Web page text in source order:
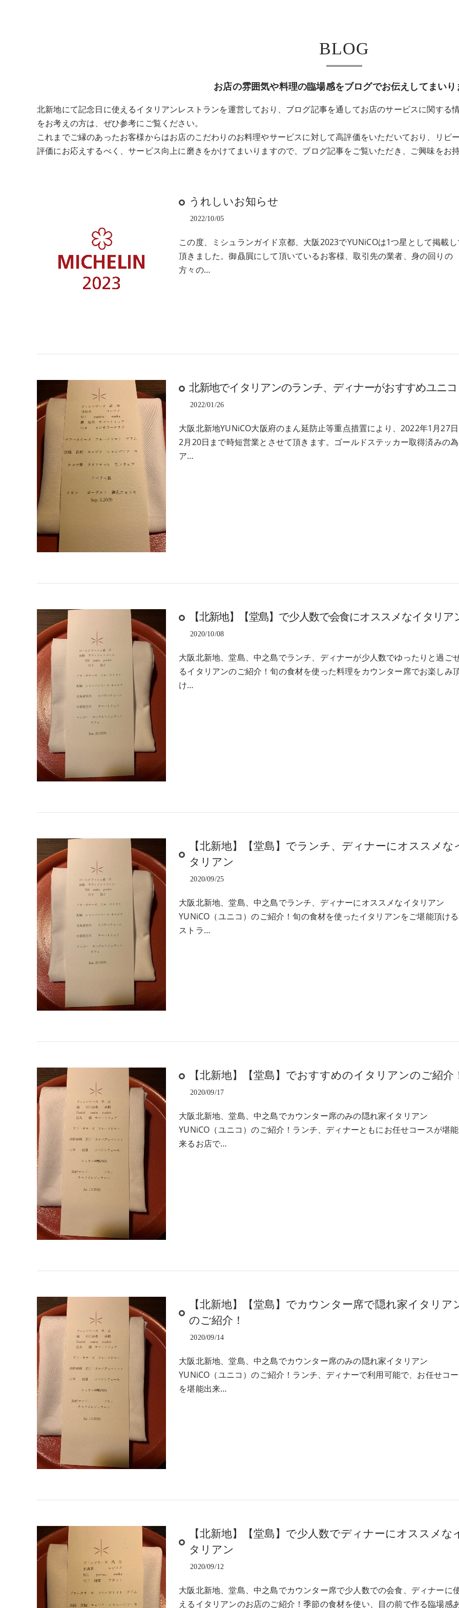
BLOG
お店の雰囲気や料理の臨場感をブログでお伝えしてまいり
北新地にて記念日に使えるイタリアンレストランを運営しており、ブログ記事を通してお店のサービスに関する
をお考えの方は、ぜひ参考にご覧ください。
これまでご縁のあったお客様からはお店のこだわりのお料理やサービスに対して高評価をいただいており、リピ
評価にお応えするべく、サービス向上に磨きをかけてまいりますので、ブログ記事をご覧いただき、ご興味をお
うれしいお知らせ
2022/10/05
この度、ミシュランガイド京都、大阪2023でYUNiCOは1つ星として掲載
頂きました。御贔屓にして頂いているお客様、取引先の業者、身の回りの
方々の…
北新地でイタリアンのランチ、ディナーがおすすめユニコ
2022/01/26
大阪北新地YUNiCO大阪府のまん延防止等重点措置により、2022年1月27
2月20日まで時短営業とさせて頂きます。ゴールドステッカー取得済みの
ア…
【北新地】【堂島】で少人数で会食にオススメなイタリア
2020/10/08
大阪北新地、堂島、中之島でランチ、ディナーが少人数でゆったりと過ご
るイタリアンのご紹介！旬の食材を使った料理をカウンター席でお楽しみ
け…
【北新地】【堂島】でランチ、ディナーにオススメな
タリアン
2020/09/25
大阪北新地、堂島、中之島でランチ、ディナーにオススメなイタリアン
YUNiCO（ユニコ）のご紹介！旬の食材を使ったイタリアンをご堪能頂け
ストラ…
【北新地】【堂島】でおすすめのイタリアンのご紹介
2020/09/17
大阪北新地、堂島、中之島でカウンター席のみの隠れ家イタリアン
YUNiCO（ユニコ）のご紹介！ランチ、ディナーともにお任せコースが堪
来るお店で…
【北新地】【堂島】でカウンター席で隠れ家イタリア
のご紹介！
2020/09/14
大阪北新地、堂島、中之島でカウンター席のみの隠れ家イタリアン
YUNiCO（ユニコ）のご紹介！ランチ、ディナーで利用可能で、お任せコ
を堪能出来…
【北新地】【堂島】で少人数でディナーにオススメな
タリアン
2020/09/12
大阪北新地、堂島、中之島でカウンター席で少人数での会食、ディナーに
えるイタリアンのお店のご紹介！季節の食材を使い、目の前で作る臨場感